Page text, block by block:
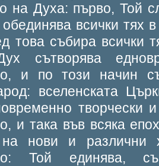
на Духа: първо, Той
всички тях
това събира всички
сътворява
и по този начин
вселенската
творчески
и така във всяка
нови и различни
Той единява,